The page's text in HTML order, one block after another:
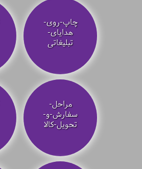
چاپ-روی-
هدایای-
تبلیغاتی
مراحل-
سفارش-و-
تحویل-کالا